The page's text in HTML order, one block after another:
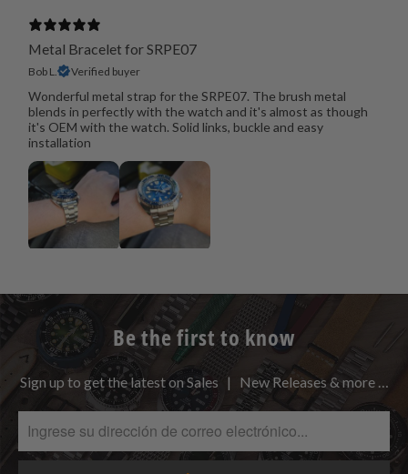
Metal Bracelet for SRPE07
Bob L. Verified buyer
Wonderful metal strap for the SRPE07. The brush metal
blends in perfectly with the watch and it's almost as though
it's OEM with the watch. Solid links, buckle and easy
installation
Be the first to know
Sign up to get the latest on Sales | New Releases & more …